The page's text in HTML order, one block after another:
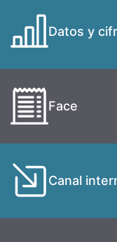
Datos y
Face
Canal